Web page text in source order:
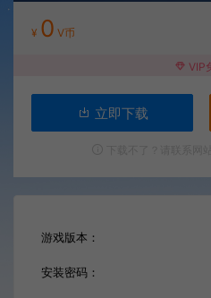
¥ 0 V币
VIP
立即下载
游戏版本：
安装密码：